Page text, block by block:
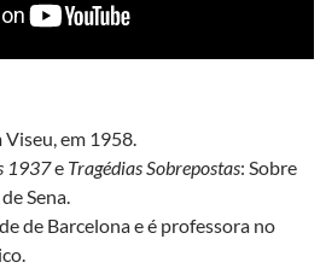
Viseu, em 1958.
1937e Tragédias Sobrepostas: Sobre
Sena.
de Barcelona e é professora no